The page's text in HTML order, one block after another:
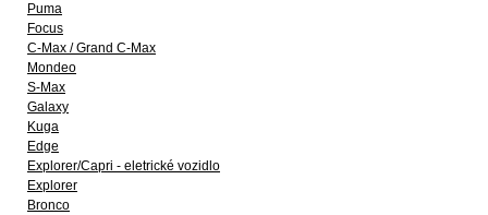
Puma
Focus
C-Max / Grand C-Max
Mondeo
S-Max
Galaxy
Kuga
Edge
Explorer/Capri - eletrické vozidlo
Explorer
Bronco